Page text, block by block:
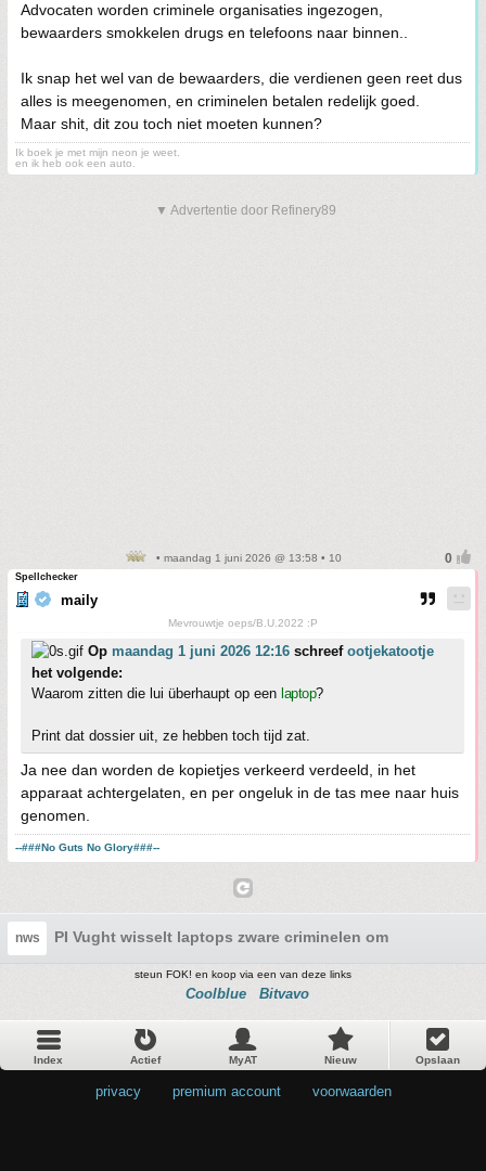
Advocaten worden criminele organisaties ingezogen,
bewaarders smokkelen drugs en telefoons naar binnen..
Ik snap het wel van de bewaarders, die verdienen geen reet dus
alles is meegenomen, en criminelen betalen redelijk goed.
Maar shit, dit zou toch niet moeten kunnen?
Ik boek je met mijn neon je weet.
en ik heb ook een auto.
▼ Advertentie door Refinery89
• maandag 1 juni 2026 @ 13:58 • 10
Spellchecker
maily
Mevrouwtje oeps/B.U.2022 :P
Op maandag 1 juni 2026 12:16 schreef ootjekatootje
het volgende:
Waarom zitten die lui überhaupt op een laptop?
Print dat dossier uit, ze hebben toch tijd zat.
Ja nee dan worden de kopietjes verkeerd verdeeld, in het
apparaat achtergelaten, en per ongeluk in de tas mee naar huis
genomen.
--###No Guts No Glory###--
nws PI Vught wisselt laptops zware criminelen om
steun FOK! en koop via een van deze links
Coolblue Bitvavo
Index Actief MyAT Nieuw Opslaan
privacy premium account voorwaarden